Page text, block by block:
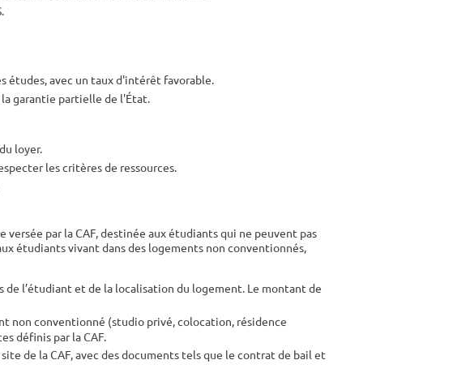
études, avec un taux d'intérêt favorable.
la garantie partielle de l'État.
loyer.
les critères de ressources.
versée par la CAF, destinée aux étudiants qui ne peuvent pas
étudiants vivant dans des logements non conventionnés,
de l’étudiant et de la localisation du logement. Le montant de
non conventionné (studio privé, colocation, résidence
définis par la CAF.
de la CAF, avec des documents tels que le contrat de bail et